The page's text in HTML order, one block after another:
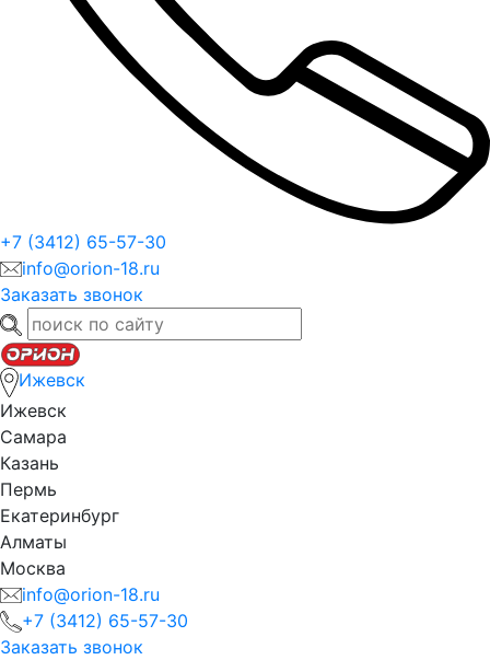
+7 (3412) 65-57-30
info@orion-18.ru
Заказать звонок
Ижевск
Ижевск
Самара
Казань
Пермь
Екатеринбург
Алматы
Москва
info@orion-18.ru
+7 (3412) 65-57-30
Заказать звонок